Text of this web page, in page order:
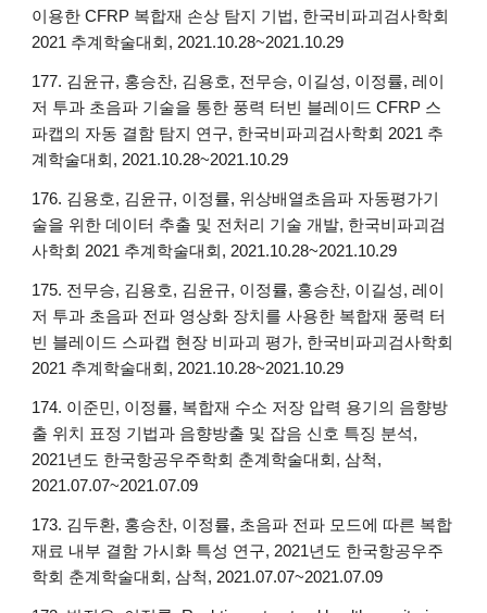
이용한 CFRP 복합재 손상 탐지 기법, 한국비파괴검사학회
2021 추계학술대회, 2021.10.28~2021.10.29
177. 김윤규, 홍승찬, 김용호, 전무승, 이길성, 이정률, 레이
저 투과 초음파 기술을 통한 풍력 터빈 블레이드 CFRP 스
파캡의 자동 결함 탐지 연구, 한국비파괴검사학회 2021 추
계학술대회, 2021.10.28~2021.10.29
176. 김용호, 김윤규, 이정률, 위상배열초음파 자동평가기
술을 위한 데이터 추출 및 전처리 기술 개발, 한국비파괴검
사학회 2021 추계학술대회, 2021.10.28~2021.10.29
175. 전무승, 김용호, 김윤규, 이정률, 홍승찬, 이길성, 레이
저 투과 초음파 전파 영상화 장치를 사용한 복합재 풍력 터
빈 블레이드 스파캡 현장 비파괴 평가, 한국비파괴검사학회
2021 추계학술대회, 2021.10.28~2021.10.29
174. 이준민, 이정률, 복합재 수소 저장 압력 용기의 음향방
출 위치 표정 기법과 음향방출 및 잡음 신호 특징 분석,
2021년도 한국항공우주학회 춘계학술대회, 삼척,
2021.07.07~2021.07.09
173. 김두환, 홍승찬, 이정률, 초음파 전파 모드에 따른 복합
재료 내부 결함 가시화 특성 연구, 2021년도 한국항공우주
학회 춘계학술대회, 삼척, 2021.07.07~2021.07.09